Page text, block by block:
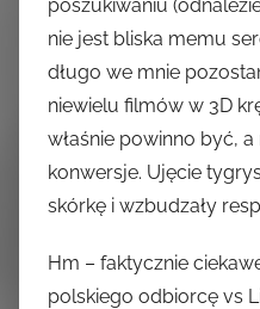
poszukiwaniu
nie jest bliska memu
długo we mnie
niewielu filmów w 3D
właśnie powinno być, a
konwersje. Ujęcie
skórkę i wzbudzały
Hm – faktycznie
polskiego odbiorcę vs